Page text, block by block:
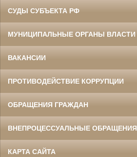
СУДЫ СУБЪЕКТА РФ
МУНИЦИПАЛЬНЫЕ ОРГАНЫ ВЛАСТИ
ВАКАНСИИ
ПРОТИВОДЕЙСТВИЕ КОРРУПЦИИ
ОБРАЩЕНИЯ ГРАЖДАН
ВНЕПРОЦЕССУАЛЬНЫЕ ОБРАЩЕНИЯ
КАРТА САЙТА